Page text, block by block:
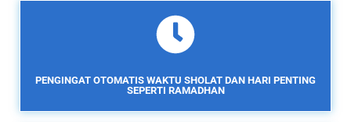
PENGINGAT OTOMATIS WAKTU SHOLAT DAN HARI PENTING
SEPERTI RAMADHAN